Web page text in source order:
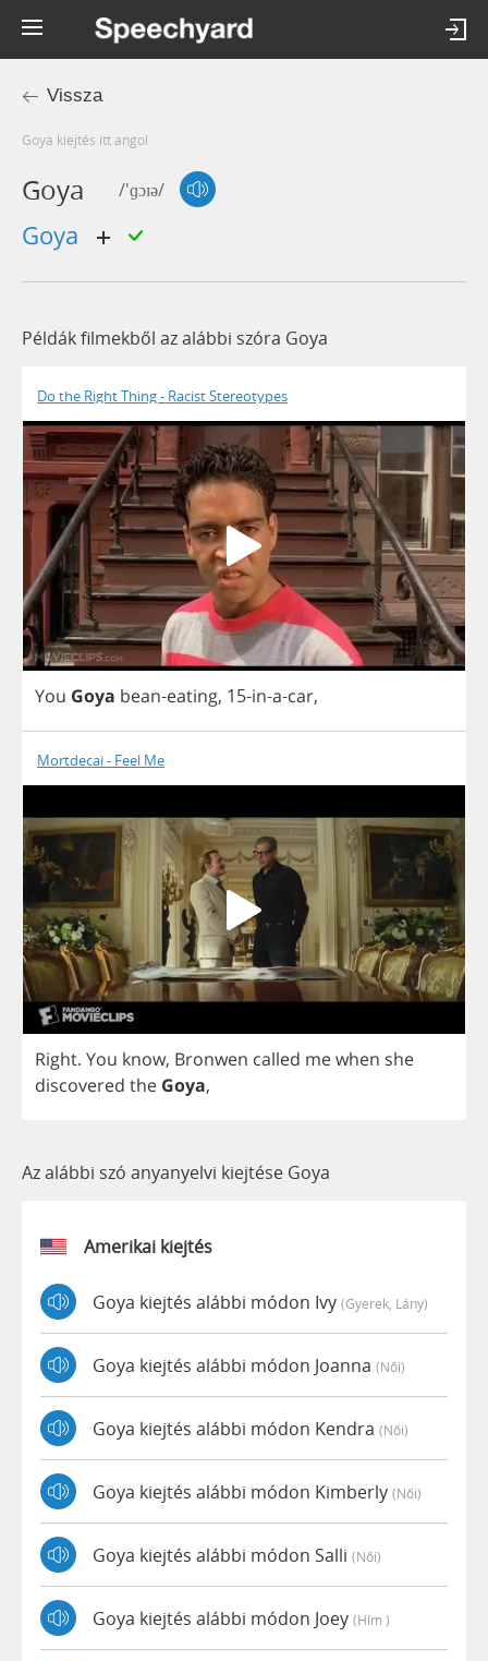
Vissza
goya kiejtés itt angol
Goya /'ɡɔɪə/
goya
Példák filmekből az alábbi szóra Goya
Do the Right Thing - Racist Stereotypes
You Goya bean-eating, 15-in-a-car,
Mortdecai - Feel Me
Right. You know, Bronwen called mewhen she
discovered the Goya,
Az alábbi szó anyanyelvi kiejtése Goya
Amerikai kiejtés
Goya kiejtés alábbi módon Ivy (gyerek, Lány)
Goya kiejtés alábbi módon Joanna (női)
Goya kiejtés alábbi módon Kendra (női)
Goya kiejtés alábbi módon Kimberly (női)
Goya kiejtés alábbi módon Salli (női)
Goya kiejtés alábbi módon Joey (hím )